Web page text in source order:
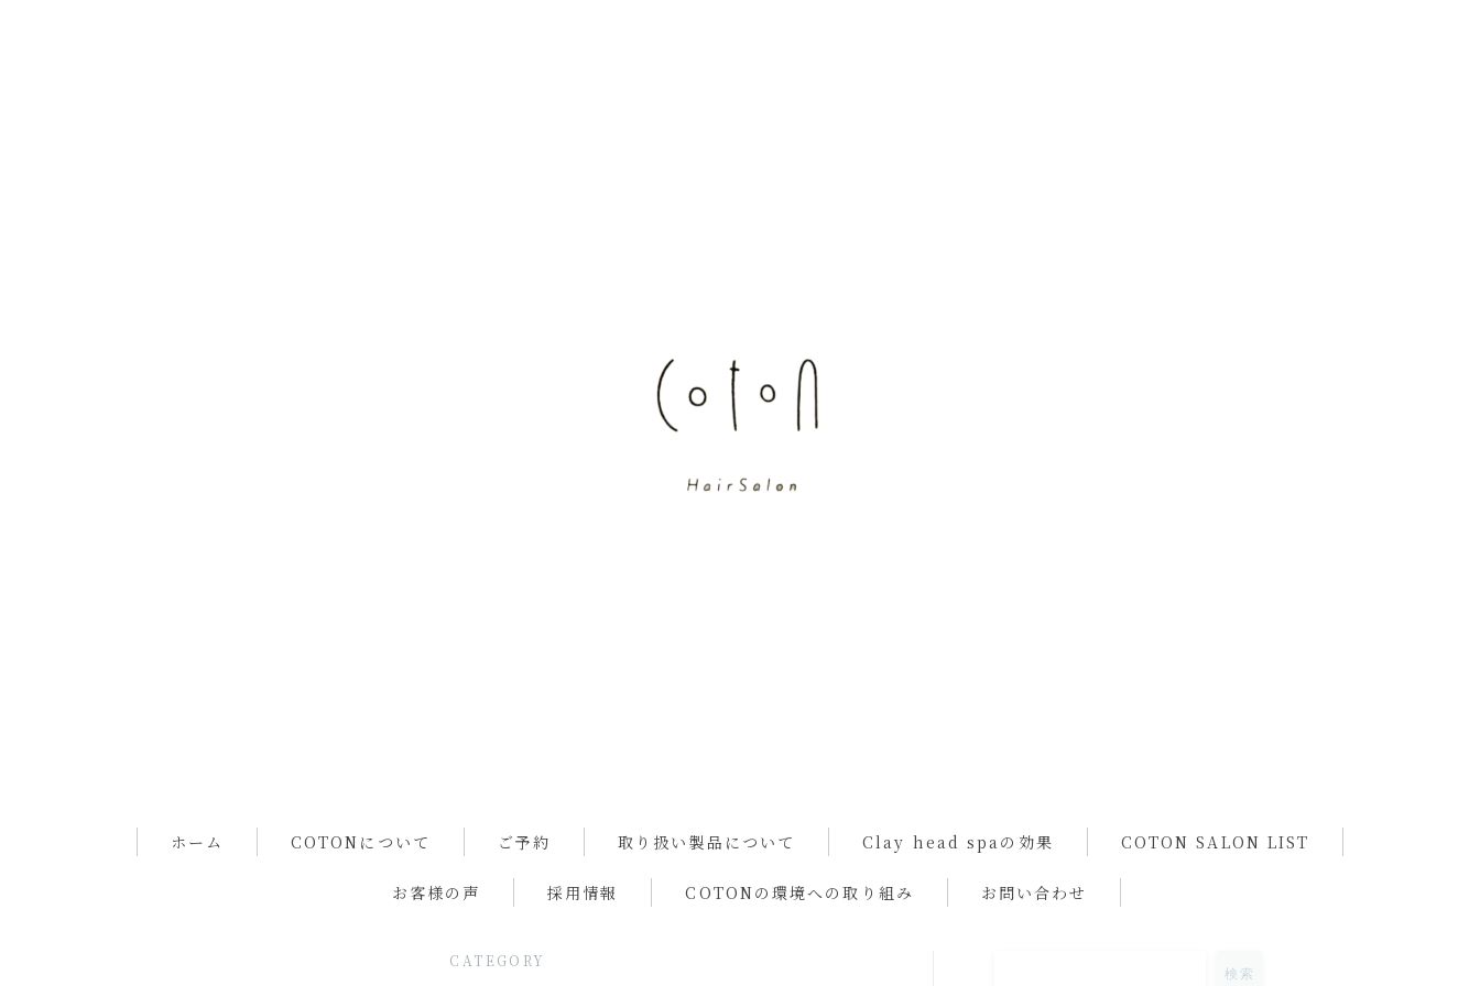
ホーム COTONについて ご予約 取り扱い製品について Clay head spaの効果 COTON SALON LIST
お客様の声 採用情報 COTONの環境への取り組み お問い合わせ
CATEGORY
検索